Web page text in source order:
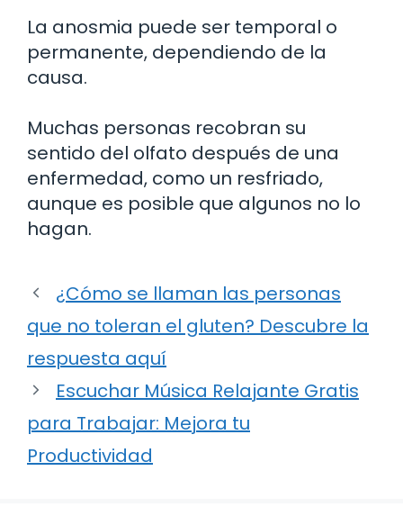
La anosmia puede ser temporal o
permanente, dependiendo de la
causa.
Muchas personas recobran su
sentido del olfato después de una
enfermedad, como un resfriado,
aunque es posible que algunos no lo
hagan.
¿Cómo se llaman las personas
que no toleran el gluten? Descubre la
respuesta aquí
Escuchar Música Relajante Gratis
para Trabajar: Mejora tu
Productividad